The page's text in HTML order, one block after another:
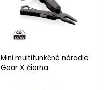
Mini multifunkčné náradie
Gear X čierna